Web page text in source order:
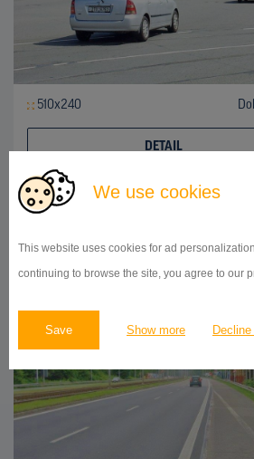
We use cookies
This website uses cookies for ad
continuing to browse the site, you agree to our
Save Show more
510x240
DETAIL
II/479, 28.ŘÍJNA, OSTRAVA